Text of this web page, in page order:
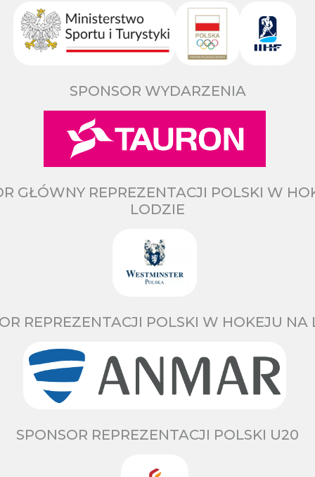
SPONSOR WYDARZENIA
GŁÓWNY REPREZENTACJI POLSKI W
LODZIE
REPREZENTACJI POLSKI W HOKEJU NA
SPONSOR REPREZENTACJI POLSKI U20